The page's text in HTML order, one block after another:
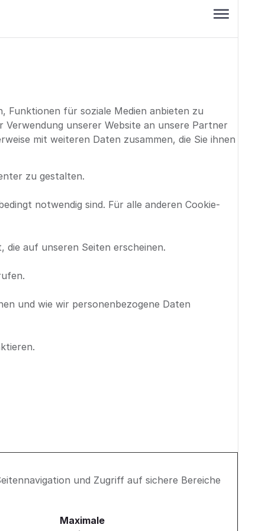
Funktionen für soziale Medien anbieten zu
unserer Website an unsere Partner
mit weiteren Daten zusammen, die Sie ihnen
zu gestalten.
notwendig sind. Für alle anderen Cookie-
die auf unseren Seiten erscheinen.
und wie wir personenbezogene Daten
und Zugriff auf sichere Bereiche
Maximale